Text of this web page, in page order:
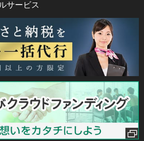
サービス